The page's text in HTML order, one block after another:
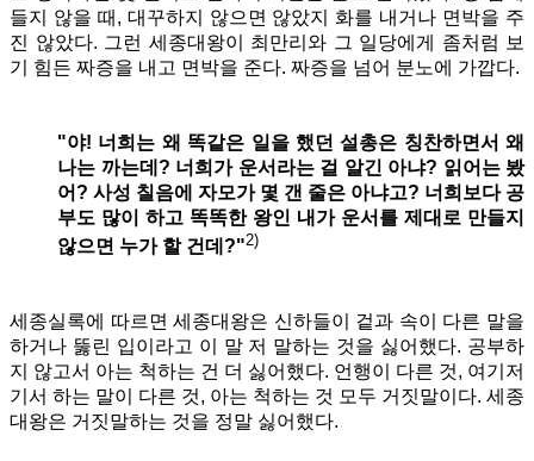
들지 않을 때, 대꾸하지 않으면 않았지 화를 내거나 면박을 주
진 않았다. 그런 세종대왕이 최만리와 그 일당에게 좀처럼 보
기 힘든 짜증을 내고 면박을 준다. 짜증을 넘어 분노에 가깝다.
"야! 너희는 왜 똑같은 일을 했던 설총은 칭찬하면서 왜
나는 까는데? 너희가 운서라는 걸 알긴 아냐? 읽어는 봤
어? 사성 칠음에 자모가 몇 갠 줄은 아냐고? 너희보다 공
부도 많이 하고 똑똑한 왕인 내가 운서를 제대로 만들지
않으면 누가 할 건데?"2)
세종실록에 따르면 세종대왕은 신하들이 겉과 속이 다른 말을
하거나 뚫린 입이라고 이 말 저 말하는 것을 싫어했다. 공부하
지 않고서 아는 척하는 건 더 싫어했다. 언행이 다른 것, 여기저
기서 하는 말이 다른 것, 아는 척하는 것 모두 거짓말이다. 세종
대왕은 거짓말하는 것을 정말 싫어했다.